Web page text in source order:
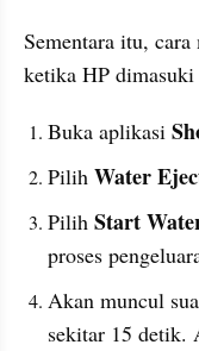
Sementara itu, cara
ketika HP
Buka aplikasi
Pilih Water
Pilih Start
proses
Akan muncul
sekitar 15 detik.